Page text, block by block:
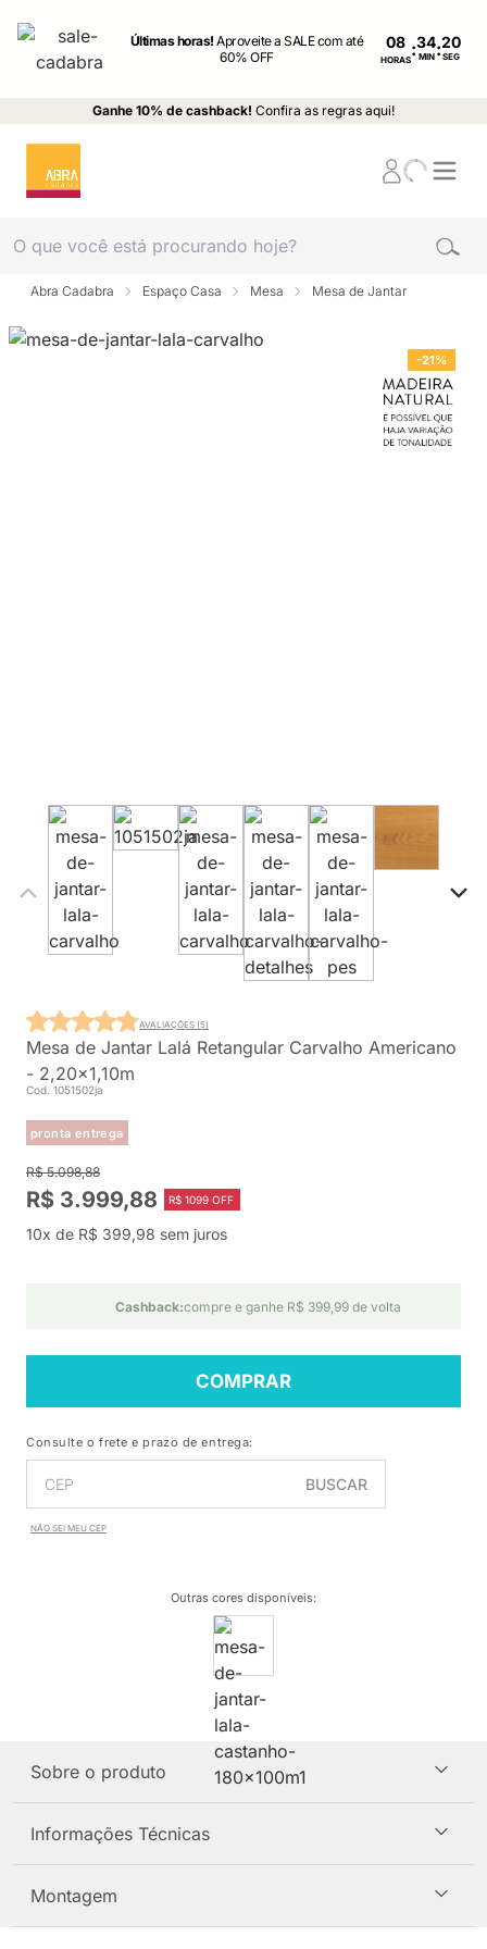
Últimas horas!Aproveite a SALE com até
60% OFF
08
HORAS: MIN : SEG
Ganhe 10% de cashback! Confira as regras aqui!
Abra Cadabra Espaço Casa Mesa Mesa de Jantar
-21%
Mesa de Jantar Lalá Retangular Carvalho Americano
- 2,20x1,10m
Cod. 1051502ja
pronta entrega
AVALIAÇÕES (5)
R$ 5.098,88
R$ 3.999,88 R$ 1099 OFF
10x de R$ 399,98 sem juros
Cashback:compre e ganhe R$ 399,99 de volta
COMPRAR
Consulte o frete e prazo de entrega:
BUSCAR
NÃO SEI MEU CEP
Outras cores disponíveis:
Sobre o produto
Informações Técnicas
Montagem